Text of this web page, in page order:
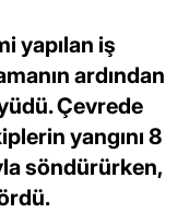
yapılan iş
ardından
Çevrede
yangını 8
söndürürken,